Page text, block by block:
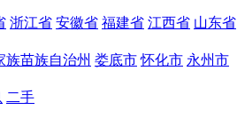
浙江省 安徽省 福建省 江西省 山东省
族苗族自治州 娄底市 怀化市 永州市
二手